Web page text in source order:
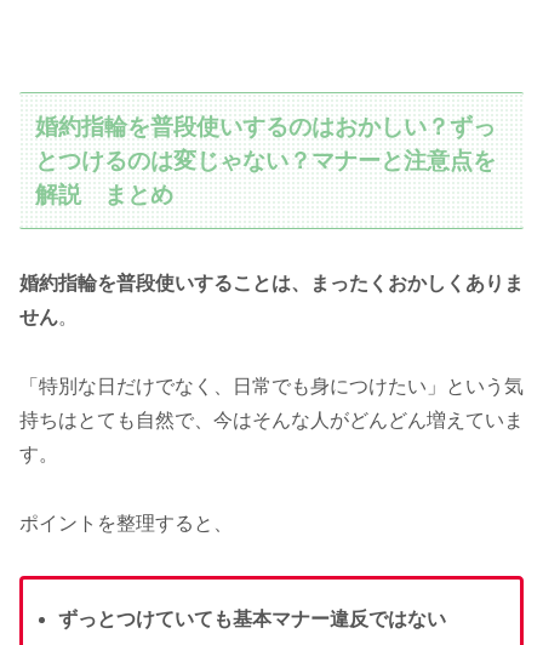
婚約指輪を普段使いするのはおかしい？ずっ
とつけるのは変じゃない？マナーと注意点を
解説 まとめ
婚約指輪を普段使いすることは、まったくおかしくありま
せん。
「特別な日だけでなく、日常でも身につけたい」という気
持ちはとても自然で、今はそんな人がどんどん増えていま
す。
ポイントを整理すると、
ずっとつけていても基本マナー違反ではない